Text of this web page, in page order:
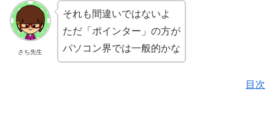
さち先生
それも間違いではないよ
ただ「ポインター」の方が
パソコン界では一般的かな
目次